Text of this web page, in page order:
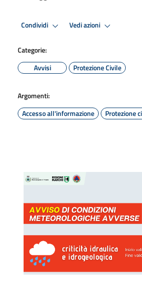
Condividi Vedi azioni
Categorie:
Avvisi
Protezione Civile
Argomenti:
Accesso all'informazione
Protezione